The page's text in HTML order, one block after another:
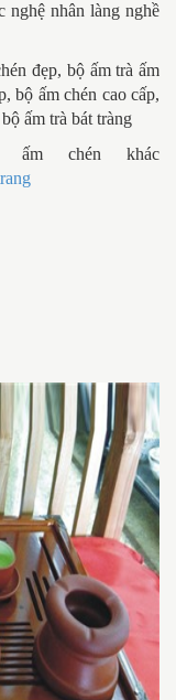
nghệ nhân làng nghề
đẹp, bộ ấm trà ấm
bộ ấm chén cao cấp,
ấm trà bát tràng
ấm chén khác